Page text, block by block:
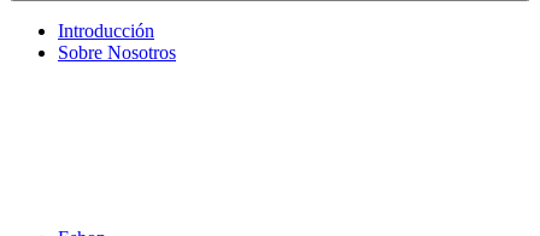
Introducción
Sobre Nosotros